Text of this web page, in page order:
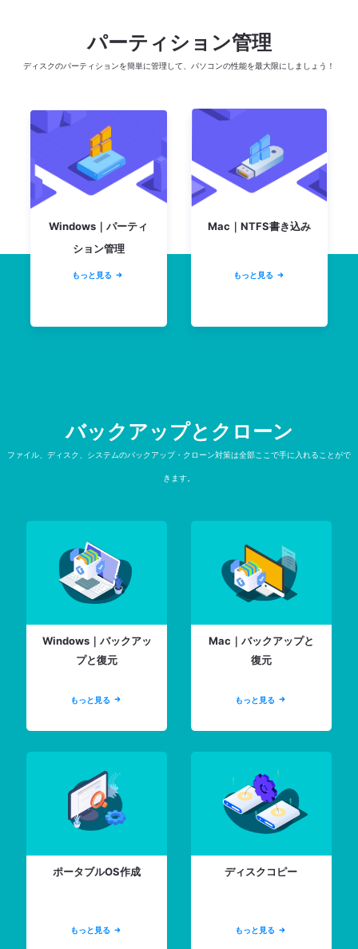
パーティション管理
ディスクのパーティションを簡単に管理して、パソコンの性能を最大限にしましょう！
Windows｜パーティ
ション管理
もっと見る 
Mac｜NTFS書き込み
もっと見る 
バックアップとクローン
ファイル、ディスク、システムのバックアップ・クローン対策は全部ここで手に入れることがで
きます。
Windows｜バックアッ
プと復元
もっと見る 
Mac｜バックアップと
復元
もっと見る 
ポータブルOS作成
もっと見る 
ディスクコピー
もっと見る 